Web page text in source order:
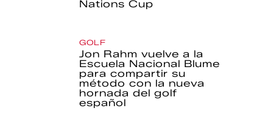
Nations Cup
GOLF
Jon Rahm vuelve a la
Escuela Nacional Blume
para compartir su
método con la nueva
hornada del golf
español